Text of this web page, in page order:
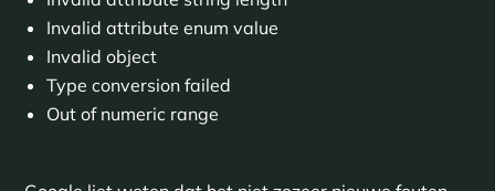
Invalid attribute enum value
Invalid object
Type conversion failed
Out of numeric range